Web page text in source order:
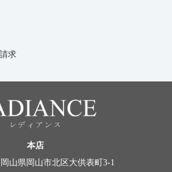
求
本店
岡山県岡山市北区大供表町3-1